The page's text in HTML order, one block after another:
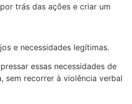
trás das ações e criar um
e necessidades legítimas.
essas necessidades de
sem recorrer à violência verbal